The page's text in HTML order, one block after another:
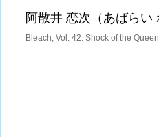
阿散井 恋次（あばらい
Bleach, Vol. 42: Shock of the